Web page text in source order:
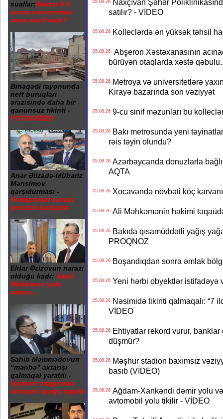
suallar:Rektor 6 il
sonra universitetə
necə daxil olub?
Binəqədi rayonunda
neft buruqları
ərazisində daha bir
qanunsuz tikinti -
FOTO/VİDEO
Anar Əlizadə-Mübariz
Mənsimov
qarşıdurması -
Kompromat savaşı
yenidən başlayıb
Eldar Əzizovun narazı
olduğu kadr: Xalid
Ələkbərov yola
salınır...
Sahib Məmmədovun
“mənbə” axtarışı
qalmaqal yaratdı -
İşçilərin otağından
dinləyici qurğu tapılıb
05.08.26Naxçıvan Şəhər
satılır? - VİDEO
05.08.26Kolleclərdə ən yüksək təhsil
05.08.26Abşeron Xəstəxanasının
bürüyən otaqlarda xəstə
05.08.26Metroya və universitetlərə
Kirayə bazarında son vəziyyət
05.08.269-cu sinif məzunları bu
05.08.26Bakı metrosunda yeni
rəis təyin olundu?
05.08.26Azərbaycanda donuzlarla
AQTA
05.08.26Xocavəndə növbəti köç
05.08.26Ali Məhkəmənin hakimi
05.08.26Bakıda qısamüddətli yağış
PROQNOZ
05.08.26Boşandıqdan sonra əmlak
05.08.26Yeni hərbi obyektlər istifadəyə
05.08.26Nəsimidə tikinti qalmaqalı: “7
VİDEO
05.08.26Ehtiyatlar rekord vurur, banklar
düşmür?
05.08.26Məşhur stadion baxımsız
basıb (VİDEO)
05.08.26Ağdam-Xankəndi dəmir yolu
avtomobil yolu tikilir - VİDEO